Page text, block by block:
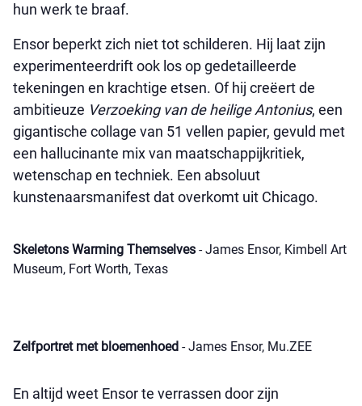
hun werk te braaf.
Ensor beperkt zich niet tot schilderen. Hij laat zijn
experimenteerdrift ook los op gedetailleerde
tekeningen en krachtige etsen. Of hij creëert de
ambitieuze Verzoeking van de heilige Antonius, een
gigantische collage van 51 vellen papier, gevuld met
een hallucinante mix van maatschappijkritiek,
wetenschap en techniek. Een absoluut
kunstenaarsmanifest dat overkomt uit Chicago.
Skeletons Warming Themselves - James Ensor, Kimbell Art
Museum, Fort Worth, Texas
Zelfportret met bloemenhoed - James Ensor, Mu.ZEE
En altijd weet Ensor te verrassen door zijn